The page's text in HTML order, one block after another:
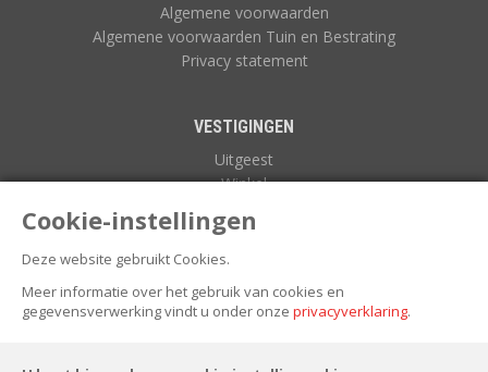
Cookie-instellingen
Deze website gebruikt Cookies.
Meer informatie over het gebruik van cookies en
gegevensverwerking vindt u onder onze privacyverklaring.
Algemene voorwaarden
Algemene voorwaarden Tuin en Bestrating
Privacy statement
VESTIGINGEN
Uitgeest
Winkel